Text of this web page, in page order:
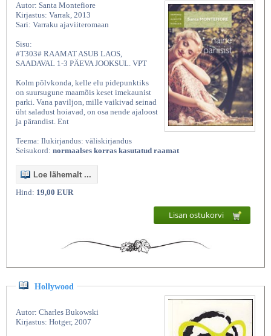
Autor: Santa Montefiore
Kirjastus: Varrak, 2013
Sari: Varraku ajaviiteromaan
Sisu:
#T303# RAAMAT ASUB LAOS,
SAADAVAL 1-3 PÄEVA JOOKSUL. VPT
Kolm põlvkonda, kelle elu pidepunktiks
on suursugune maamõis keset imekaunist
parki. Vana paviljon, mille vaikivad seinad
üht saladust hoiavad, on osa nende ajaloost
ja pärandist. Ent
Teema: Ilukirjandus: väliskirjandus
Seisukord: normaalses korras kasutatud raamat
Loe lähemalt ...
Hind: 19,00 EUR
Lisan ostukorvi
Hollywood
Autor: Charles Bukowski
Kirjastus: Hotger, 2007